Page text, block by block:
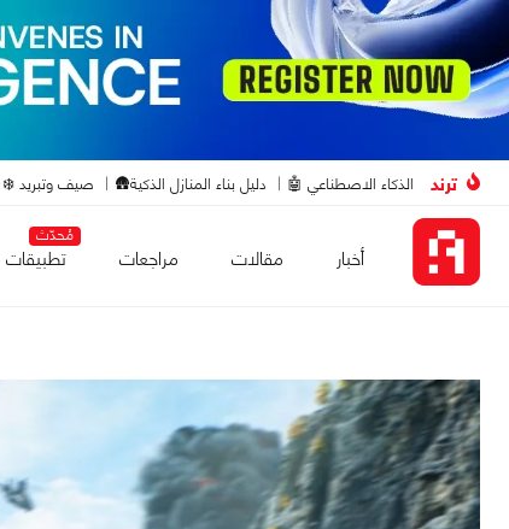
ترند الذكاء الاصطناعي 🤖 دليل بناء المنازل الذكية🛖 صيف وتبريد ❄️
أخبار مقالات مراجعات
مُحدّث
تطبيقات